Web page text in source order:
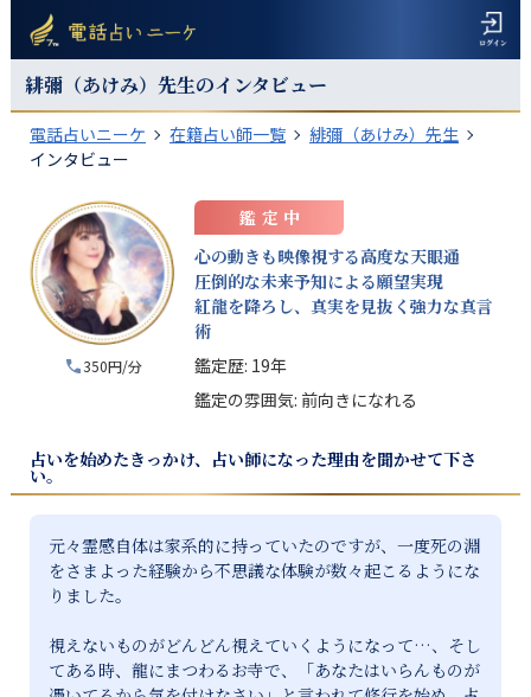
緋彌（あけみ） 先生のインタビュー
電話占いニーケ 在籍占い師一覧
緋彌（あけみ）先生
インタビュー
350円/分
鑑定中
心の動きも映像視する高度な天眼通
圧倒的な未来予知による願望実現
紅龍を降ろし、真実を見抜く強力な真言
術
鑑定歴: 19年
鑑定の雰囲気: 前向きになれる
占いを始めたきっかけ、占い師になった理由を聞かせて下さ
い。
元々霊感自体は家系的に持っていたのですが、一度死の淵
をさまよった経験から不思議な体験が数々起こるようにな
りました。
視えないものがどんどん視えていくようになって…、そし
てある時、龍にまつわるお寺で、「あなたはいらんものが